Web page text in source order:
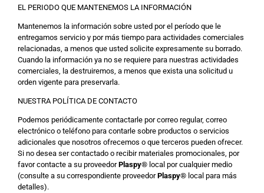
EL PERIODO QUE MANTENEMOS LA INFORMACIÓN
Mantenemos la información sobre usted por el período que le
entregamos servicio y por más tiempo para actividades comerciales
relacionadas, a menos que usted solicite expresamente su borrado.
Cuando la información ya no se requiere para nuestras actividades
comerciales, la destruiremos, a menos que exista una solicitud u
orden vigente para preservarla.
NUESTRA POLÍTICA DE CONTACTO
Podemos periódicamente contactarle por correo regular, correo
electrónico o teléfono para contarle sobre productos o servicios
adicionales que nosotros ofrecemos o que terceros pueden ofrecer.
Si no desea ser contactado o recibir materiales promocionales, por
favor contacte a su proveedorPlaspy® local por cualquier medio
(consulte a su correspondiente proveedorPlaspy® local para más
detalles).